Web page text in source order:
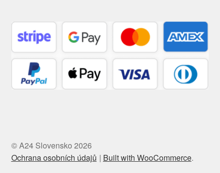
© A24 Slovensko 2026
Ochrana osobních údajů
Built with WooCommerce.